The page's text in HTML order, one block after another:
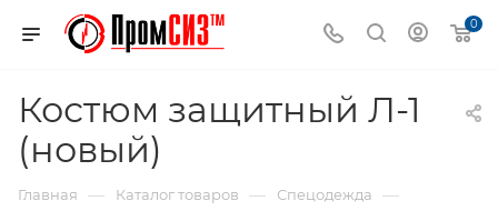
0
Костюм защитный Л-1
(новый)
Главная — Каталог товаров — Спецодежда —